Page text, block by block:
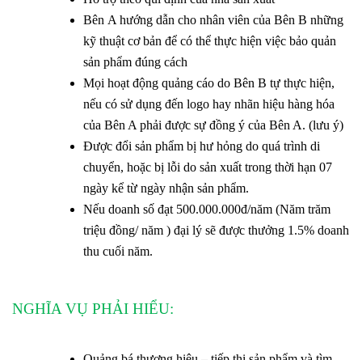
Bên A hướng dẫn cho nhân viên của Bên B những
kỹ thuật cơ bản để có thể thực hiện việc bảo quản
sản phẩm đúng cách
Mọi hoạt động quảng cáo do Bên B tự thực hiện,
nếu có sử dụng đến logo hay nhãn hiệu hàng hóa
của Bên A phải được sự đồng ý của Bên A. (lưu ý)
Được đổi sản phẩm bị hư hỏng do quá trình di
chuyển, hoặc bị lỗi do sản xuất trong thời hạn 07
ngày kể từ ngày nhận sản phẩm.
Nếu doanh số đạt 500.000.000đ/năm (Năm trăm
triệu đồng/ năm ) đại lý sẽ được thưởng 1.5% doanh
thu cuối năm.
NGHĨA VỤ PHẢI HIỂU: